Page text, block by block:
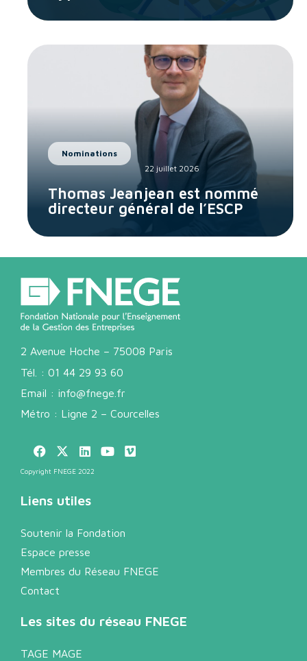
Nominations
22 juillet 2026
Thomas Jeanjean est nommé
directeur général de l’ESCP
2 Avenue Hoche – 75008 Paris
Tél. : 01 44 29 93 60
Email : info@fnege.fr
Métro : Ligne 2 – Courcelles
Copyright FNEGE 2022
Liens utiles
Soutenir la Fondation
Espace presse
Membres du Réseau FNEGE
Contact
Les sites du réseau FNEGE
TAGE MAGE